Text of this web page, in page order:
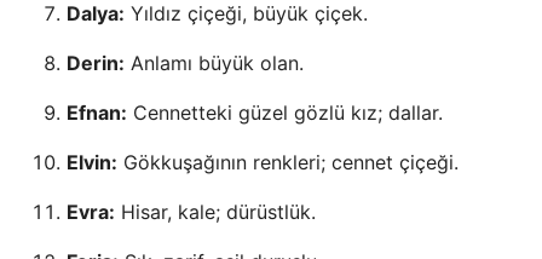
Dalya: Yıldız çiçeği, büyük çiçek.
Derin: Anlamı büyük olan.
Efnan: Cennetteki güzel gözlü kız; dallar.
Elvin: Gökkuşağının renkleri; cennet çiçeği.
Evra: Hisar, kale; dürüstlük.